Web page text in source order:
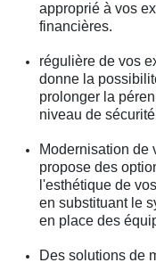
approprié à vos
financières.
régulière de vos
donne la
prolonger la
niveau de
Modernisation de
propose des
l'esthétique de
en substituant le
en place des
Des solutions de